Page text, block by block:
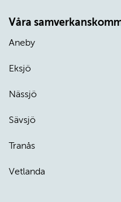
Våra
Aneby
Eksjö
Nässjö
Sävsjö
Tranås
Vetlanda